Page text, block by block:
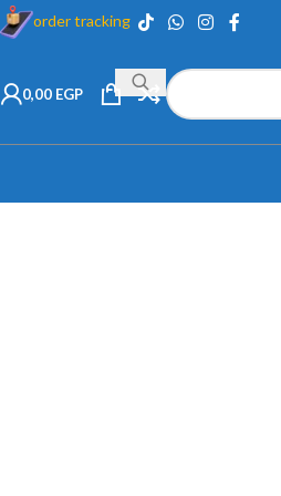
order tracking
0,00 EGP